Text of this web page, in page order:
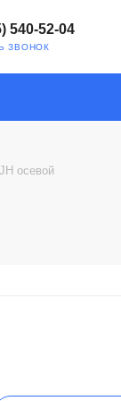
540-52-04
ЗВОНОК
осевой